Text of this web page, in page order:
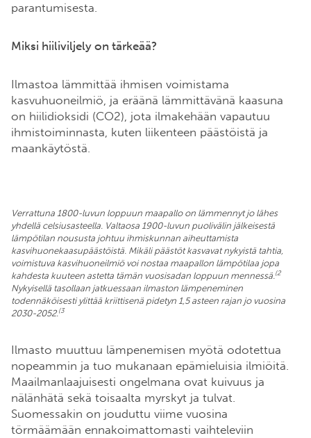
parantumisesta.
Miksi hiiliviljely on tärkeää?
Ilmastoa lämmittää ihmisen voimistama
kasvuhuoneilmiö, ja eräänä lämmittävänä kaasuna
on hiilidioksidi (CO2), jota ilmakehään vapautuu
ihmistoiminnasta, kuten liikenteen päästöistä ja
maankäytöstä.
Verrattuna 1800-luvun loppuun maapallo on lämmennyt jo lähes
yhdellä celsiusasteella. Valtaosa 1900-luvun puolivälin jälkeisestä
lämpötilan noususta johtuu ihmiskunnan aiheuttamista
kasvihuonekaasupäästöistä. Mikäli päästöt kasvavat nykyistä tahtia,
voimistuva kasvihuoneilmiö voi nostaa maapallon lämpötilaa jopa
kahdesta kuuteen astetta tämän vuosisadan loppuun mennessä.(2
Nykyisellä tasollaan jatkuessaan ilmaston lämpeneminen
todennäköisesti ylittää kriittisenä pidetyn 1,5 asteen rajan jo vuosina
2030-2052.(3
Ilmasto muuttuu lämpenemisen myötä odotettua
nopeammin ja tuo mukanaan epämieluisia ilmiöitä.
Maailmanlaajuisesti ongelmana ovat kuivuus ja
nälänhätä sekä toisaalta myrskyt ja tulvat.
Suomessakin on jouduttu viime vuosina
törmäämään ennakoimattomasti vaihteleviin